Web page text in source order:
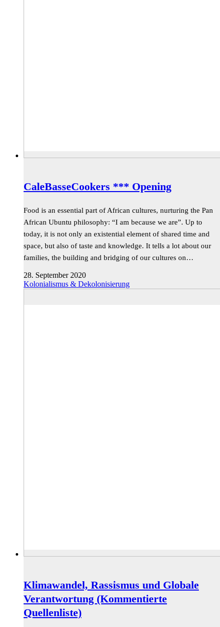
CaleBasseCookers *** Opening
Food is an essential part of African cultures, nurturing the Pan
African Ubuntu philosophy: “I am because we are”. Up to
today, it is not only an existential element of shared time and
space, but also of taste and knowledge. It tells a lot about our
families, the building and bridging of our cultures on…
28. September 2020
Kolonialismus & Dekolonisierung
Klimawandel, Rassismus und Globale
Verantwortung (Kommentierte
Quellenliste)